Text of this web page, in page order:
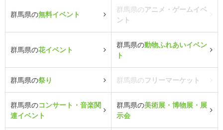
群馬県の無料イベント
群馬県のアニメ・ゲームイベ
ント
群馬県の花イベント
群馬県の動物ふれあいイベン
ト
群馬県の祭り 群馬県のフリーマーケット
群馬県のコンサート・音楽関
連イベント
群馬県の美術展・博物展・展
示会